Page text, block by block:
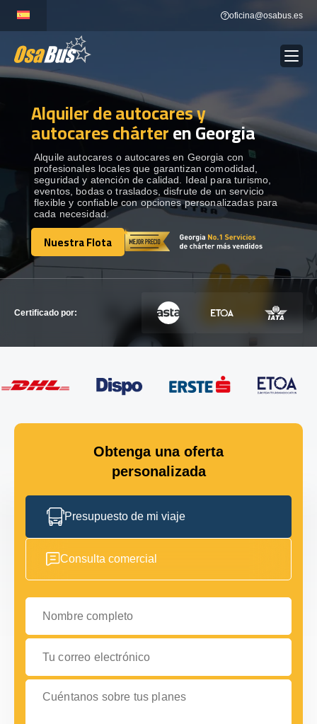
content
oficina@osabus.es
ALQUILER DE AUTOCARES
DESTINOS Show dropdown
RECORRIDAS Show dropdown
FLOTA
Alquiler de autocares y
autocares chárteren Georgia
Alquile autocares o autocares en Georgia con
profesionales locales que garantizan comodidad,
seguridad y atención de calidad. Ideal para turismo,
eventos, bodas o traslados, disfrute de un servicio
flexible y confiable con opciones personalizadas para
cada necesidad.
Nuestra Flota
Nuestra Flota
Certificado por:
Obtenga una oferta
personalizada
Presupuesto de mi viaje
Consulta comercial
Nombre completo
Tu correo electrónico
Cuéntanos sobre tus planes